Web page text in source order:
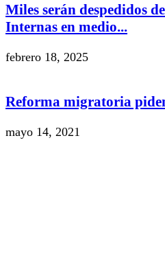
Miles serán despedidos
Internas en medio...
febrero 18, 2025
Reforma migratoria
mayo 14, 2021